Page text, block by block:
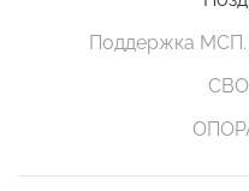
Поддержка МСП.